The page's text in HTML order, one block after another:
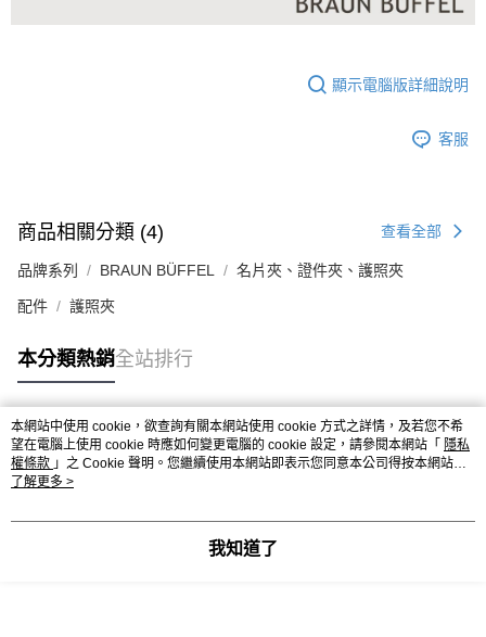
顯示電腦版詳細說明
客服
商品相關分類 (4) 查看全部
品牌系列 BRAUN BÜFFEL 名片夾、證件夾、護照夾
配件 護照夾
本分類熱銷全站排行
熱門標籤
本網站中使用 cookie，欲查詢有關本網站使用 cookie 方式之詳情，及若您不希
望在電腦上使用 cookie 時應如何變更電腦的 cookie 設定，請參閱本網站「 隱私
權條款 」之 Cookie 聲明。您繼續使用本網站即表示您同意本公司得按本網站使
用條款之 Cookie 聲明使用 cookie。
了解更多 >
我知道了